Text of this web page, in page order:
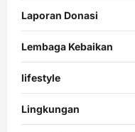
Laporan Donasi
Lembaga Kebaikan
lifestyle
Lingkungan